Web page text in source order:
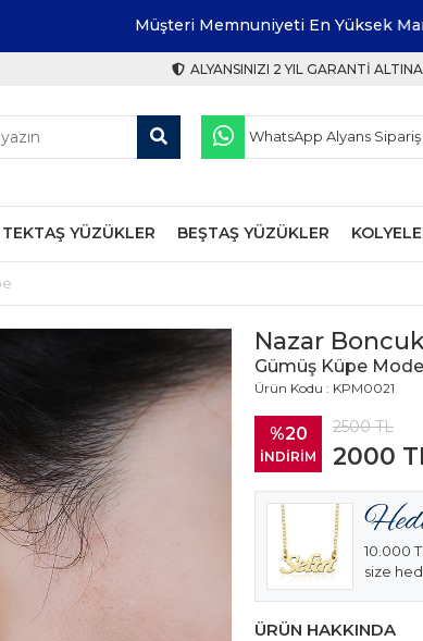
Müşteri Memnuniyeti En Yüksek Marka
ALYANSINIZI 2 YIL GARANTI
WhatsApp Alyans Sipariş
TEKTAŞ YÜZÜKLER BEŞTAŞ YÜZÜKLER
Nazar
Gümüş Küpe
Ürün Kodu : KPM0021
%20
İNDİRİM
2500TL
2000
10.000
size
ÜRÜN HAKKINDA